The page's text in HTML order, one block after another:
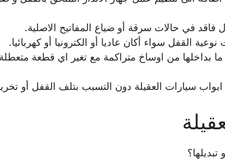
في حالات سرقة أو ضياع المفاتيح الاصلية.
القفل سواء أكان عاديا أو الكترونيا أو كهربائيا.
ما بداخلها من اوساخ متراكمة مع تغير اي قطعة
سيارات العقيلة دون التسبب بتلف القفل أو